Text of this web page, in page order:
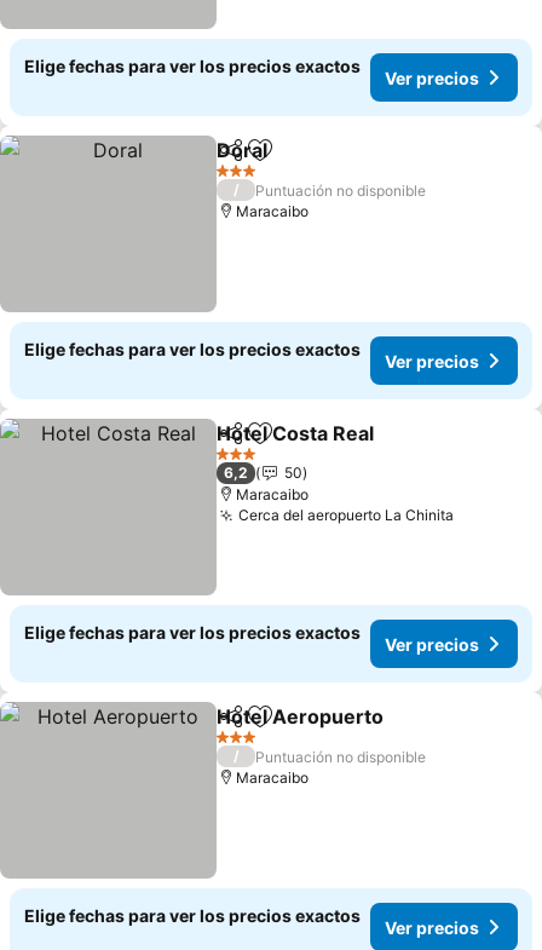
Elige fechas para ver los precios exactos
Ver precios
CompartirAgregar a favoritos
Doral
3 Estrellas
/
Puntuación no disponible
Maracaibo
Elige fechas para ver los precios exactos
Ver precios
CompartirAgregar a favoritos
Hotel Costa Real
3 Estrellas
6,2
50
Maracaibo
Cerca del aeropuerto La Chinita
Elige fechas para ver los precios exactos
Ver precios
CompartirAgregar a favoritos
Hotel Aeropuerto
3 Estrellas
/
Puntuación no disponible
Maracaibo
Elige fechas para ver los precios exactos
Ver precios